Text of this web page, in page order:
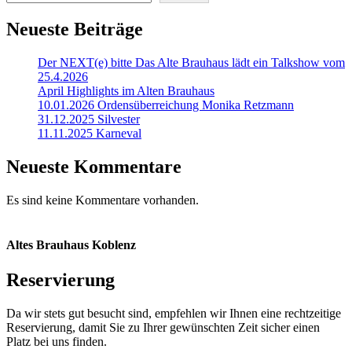
Neueste Beiträge
Der NEXT(e) bitte Das Alte Brauhaus lädt ein Talkshow vom
25.4.2026
April Highlights im Alten Brauhaus
10.01.2026 Ordensüberreichung Monika Retzmann
31.12.2025 Silvester
11.11.2025 Karneval
Neueste Kommentare
Es sind keine Kommentare vorhanden.
Altes Brauhaus Koblenz
Reservierung
Da wir stets gut besucht sind, empfehlen wir Ihnen eine rechtzeitige
Reservierung, damit Sie zu Ihrer gewünschten Zeit sicher einen
Platz bei uns finden.